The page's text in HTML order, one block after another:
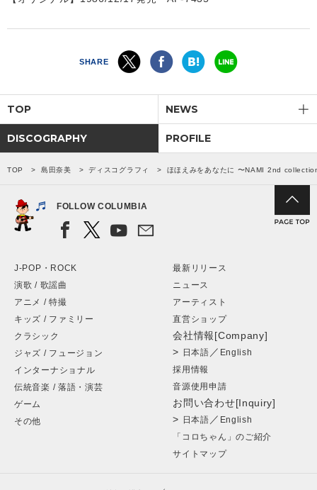
SHARE
TOP NEWS
DISCOGRAPHY PROFILE
TOP 島田奈美 ディスコグラフィ ほほえみをあなたに 〜NAMI 2nd
FOLLOW COLUMBIA
J-POP・ROCK
演歌 / 歌謡曲
アニメ / 特撮
キッズ / ファミリー
クラシック
ジャズ / フュージョン
インターナショナル
伝統音楽 / 落語・演芸
ゲーム
その他
最新リリース
ニュース
アーティスト
直営ショップ
会社情報[Company]
> 日本語 ／ English
採用情報
音源使用申請
お問い合わせ[Inquiry]
> 日本語 ／ English
「コロちゃん」のご紹介
サイトマップ